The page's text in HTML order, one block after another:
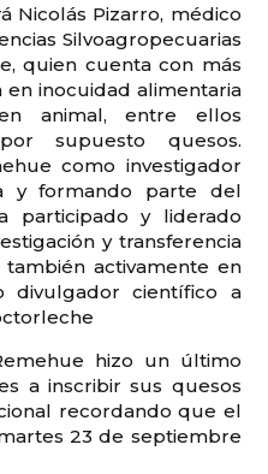
Nicolás Pizarro, médico
Silvoagropecuarias
quien cuenta con más
en inocuidad alimentaria
animal, entre ellos
supuesto quesos.
como investigador
y formando parte del
participado y liderado
y transferencia
activamente en
divulgador científico a
hizo un último
a inscribir sus quesos
recordando que el
23 de septiembre